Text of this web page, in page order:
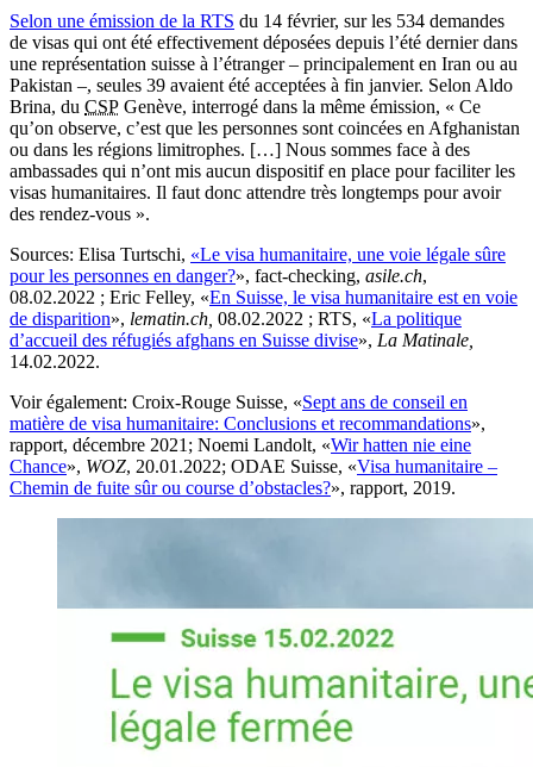
Selon une émission de la RTS du 14 février, sur les 534 demandes
de visas qui ont été effectivement déposées depuis l’été dernier dans
une représentation suisse à l’étranger – principalement en Iran ou au
Pakistan –, seules 39 avaient été acceptées à fin janvier. Selon Aldo
Brina, du CSP Genève, interrogé dans la même émission, « Ce
qu’on observe, c’est que les personnes sont coincées en Afghanistan
ou dans les régions limitrophes. […] Nous sommes face à des
ambassades qui n’ont mis aucun dispositif en place pour faciliter les
visas humanitaires. Il faut donc attendre très longtemps pour avoir
des rendez-vous ».
Sources: Elisa Turtschi, «Le visa humanitaire, une voie légale sûre
pour les personnes en danger?», fact-checking, asile.ch,
08.02.2022 ; Eric Felley, «En Suisse, le visa humanitaire est en voie
de disparition», lematin.ch, 08.02.2022 ; RTS, «La politique
d’accueil des réfugiés afghans en Suisse divise», La Matinale,
14.02.2022.
Voir également: Croix-Rouge Suisse, «Sept ans de conseil en
matière de visa humanitaire: Conclusions et recommandations»,
rapport, décembre 2021; Noemi Landolt, «Wir hatten nie eine
Chance», WOZ, 20.01.2022; ODAE Suisse, «Visa humanitaire –
Chemin de fuite sûr ou course d’obstacles?», rapport, 2019.